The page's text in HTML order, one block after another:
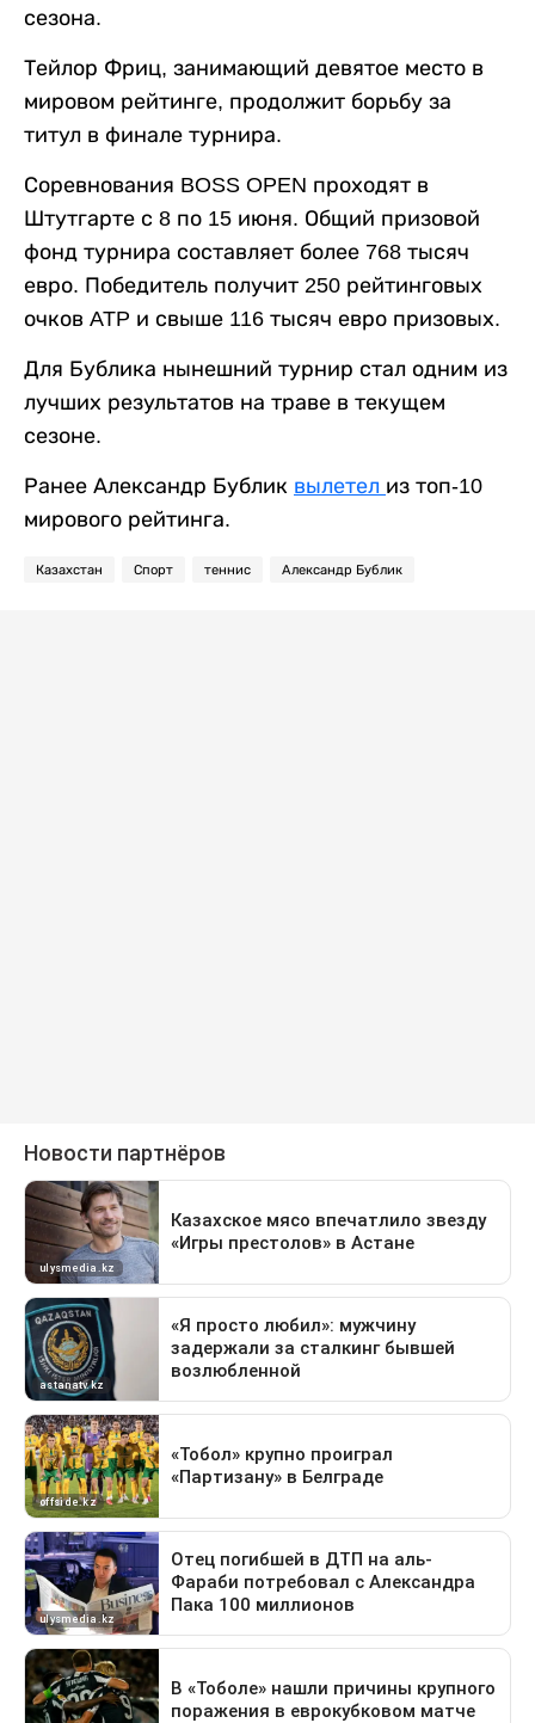
сезона.
Тейлор Фриц, занимающий девятое место в
мировом рейтинге, продолжит борьбу за
титул в финале турнира.
Соревнования BOSS OPEN проходят в
Штутгарте с 8 по 15 июня. Общий призовой
фонд турнира составляет более 768 тысяч
евро. Победитель получит 250 рейтинговых
очков ATP и свыше 116 тысяч евро призовых.
Для Бублика нынешний турнир стал одним из
лучших результатов на траве в текущем
сезоне.
Ранее Александр Бублик вылетел из топ-10
мирового рейтинга.
Казахстан Спорт теннис Александр Бублик